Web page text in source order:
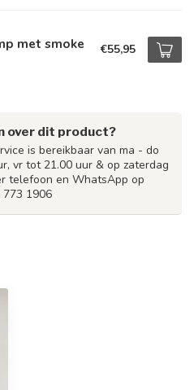
met smoke €55,95
over dit product?
is bereikbaar van ma - do
vr tot 21.00 uur & op zaterdag
telefoon en WhatsApp op
773 1906